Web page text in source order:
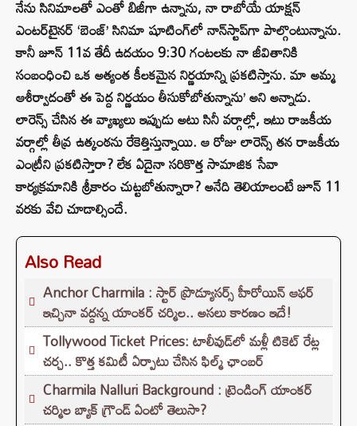
నేను సినిమాలతో ఎంతో బిజీగా ఉన్నాను, నా రాబోయే యాక్షన్
ఎంటర్‌టైనర్ ‘బెంజ్’ సినిమా షూటింగ్‌లో నాన్‌స్టాప్‌గా పాల్గొంటున్నాను.
కానీ జూన్ 11వ తేదీ ఉదయం 9:30 గంటలకు నా జీవితానికి
సంబంధించి ఒక అత్యంత కీలకమైన నిర్ణయాన్ని ప్రకటిస్తాను. మా అమ్మ
ఆశీర్వాదంతో ఈ పెద్ద నిర్ణయం తీసుకోబోతున్నాను’ అని అన్నాడు.
లారెన్స్ చేసిన ఈ వ్యాఖ్యలు ఇప్పుడు అటు సినీ వర్గాల్లో, ఇటు రాజకీయ
వర్గాల్లో తీవ్ర ఉత్కంఠను రేకెత్తిస్తున్నాయి. ఆ రోజు లారెన్స్ తన రాజకీయ
ఎంట్రీని ప్రకటిస్తారా? లేక ఏదైనా సరికొత్త సామాజిక సేవా
కార్యక్రమానికి శ్రీకారం చుట్టబోతున్నారా? అనేది తెలియాలంటే జూన్ 11
వరకు వేచి చూడాల్సిందే.
Also Read
Anchor Charmila : స్టార్ ప్రొడ్యూసర్స్ హీరోయిన్ ఆఫర్
ఇచ్చినా వద్దన్న యాంకర్ చర్మిల.. అసలు కారణం ఇదే!
Tollywood Ticket Prices: టాలీవుడ్‌లో మళ్లీ టికెట్‌ రేట్ల
చర్చ.. కొత్త కమిటీ ఏర్పాటు చేసిన ఫిల్మ్‌ ఛాంబర్‌
Charmila Nalluri Background : ట్రెండింగ్ యాంకర్
చర్మిల బ్యాక్ గ్రౌండ్ ఏంటో తెలుసా?